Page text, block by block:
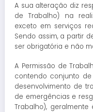
A sua alteração diz
de Trabalho) na
exceto em serviços
Sendo assim, a partir
ser obrigatória e não
A Permissão de
contendo conjunto
desenvolvimento de
de emergências e
Trabalho),